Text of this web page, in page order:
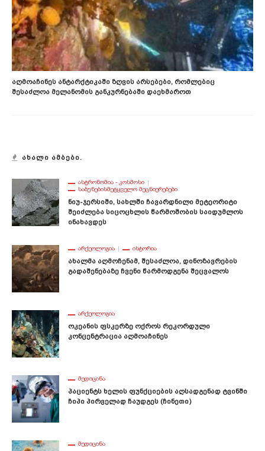
Აღმოაჩინეს Ანტარქტიკაში Ზღვის Არსებები, Რომლებიც
Შესაძლოა Მელანომის Განკურნებაში Დაეხმაროთ
ᲐᲮᲐᲚᲘ ᲐᲛᲑᲔᲑᲘ.
ᲐᲡᲢᲠᲝᲜᲝᲛᲘᲐ - ᲙᲝᲡᲛᲝᲡᲘ
ᲡᲐᲑᲣᲜᲔᲑᲘᲡᲛᲔᲢᲧᲕᲔᲚᲝ ᲛᲔᲪᲜᲘᲔᲠᲔᲑᲔᲑᲘ
Ნიუ-Ჯერსიში, Სახლში Ჩავარდნილი Მეტეორიტი
Შეიძლება Სიცოცხლის Წარმოშობის Საიდუმლოს
Ინახავდეს
ᲐᲠᲥᲔᲝᲚᲝᲒᲘᲐ ᲘᲡᲢᲝᲠᲘᲐ
Ახალმა Აღმოჩენამ, Შესაძლოა, Დინოზავრების
Გადაშენებაზე Ჩვენი Წარმოდგენა Შეცვალოს
ᲐᲠᲥᲔᲝᲚᲝᲒᲘᲐ
Ოკეანის Ფსკერზე Ოქროს Რეკორდული
Კონცენტრაცია Აღმოაჩინეს
ᲛᲔᲓᲘᲪᲘᲜᲐ
Პაციენტს Ხელის Ფუნქციების Აღსადგენად Ტვინში
Ჩიპი Პირველად Ჩაუდგეს (ჩინეთი)
ᲛᲔᲓᲘᲪᲘᲜᲐ